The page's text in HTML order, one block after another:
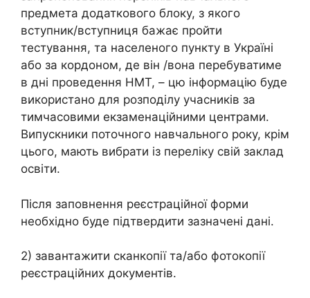
предмета додаткового блоку, з якого
вступник/вступниця бажає пройти
тестування, та населеного пункту в Україні
або за кордоном, де він /вона перебуватиме
в дні проведення НМТ, – цю інформацію буде
використано для розподілу учасників за
тимчасовими екзаменаційними центрами.
Випускники поточного навчального року, крім
цього, мають вибрати із переліку свій заклад
освіти.
Після заповнення реєстраційної форми
необхідно буде підтвердити зазначені дані.
2) завантажити сканкопії та/або фотокопії
реєстраційних документів.